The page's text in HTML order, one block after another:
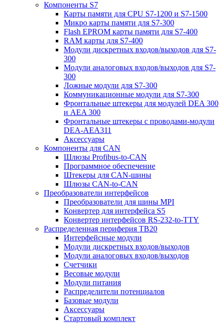
Компоненты S7
Карты памяти для CPU S7-1200 и S7-1500
Микро карты памяти для S7-300
Flash EPROM карты памяти для S7-400
RAM карты для S7-400
Модули дискретных входов/выходов для S7-
300
Модули аналоговых входов/выходов для S7-
300
Ложные модули для S7-300
Коммуникационные модули для S7-300
Фронтальные штекеры для модулей DEA 300
и AEA 300
Фронтальные штекеры с проводами-модули
DEA-AEA311
Аксессуары
Компоненты для CAN
Шлюзы Profibus-to-CAN
Программное обеспечение
Штекеры для CAN-шины
Шлюзы CAN-to-CAN
Преобразователи интерфейсов
Преобразователи для шины MPI
Конвертер для интерфейса S5
Конвертер интерфейсов RS-232-to-TTY
Распределенная периферия TB20
Интерфейсные модули
Модули дискретных входов/выходов
Модули аналоговых входов/выходов
Счетчики
Весовые модули
Модули питания
Распределители потенциалов
Базовые модули
Аксесcуары
Стартовый комплект